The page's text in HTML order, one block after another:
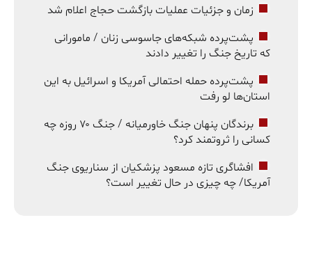
زمان و جزئیات عملیات بازگشت حجاج اعلام شد
پشت‌پرده شبکه‌های جاسوسی زنان / مامورانی
که تاریخ جنگ را تغییر دادند
پشت‌پرده حمله احتمالی آمریکا و اسرائیل به این
استان‌ها لو رفت
برندگان پنهان جنگ خاورمیانه / جنگ ۷۰ روزه چه
کسانی را ثروتمند کرد؟
افشاگری تازه مسعود پزشکیان از سناریوی جنگ
آمریکا/ چه چیزی در حال تغییر است؟